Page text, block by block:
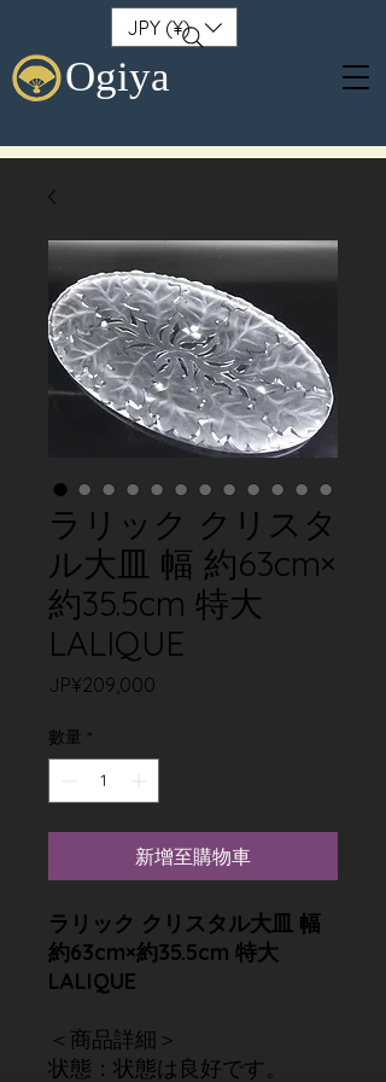
Ogiya
JPY (¥)
ラリック クリスタ
ル大皿 幅 約63cm×
約35.5cm 特大
LALIQUE
JP¥209,000
數量 *
新增至購物車
ラリック クリスタル大皿 幅
約63cm×約35.5cm 特大
LALIQUE
＜商品詳細＞
状態：状態は良好です。